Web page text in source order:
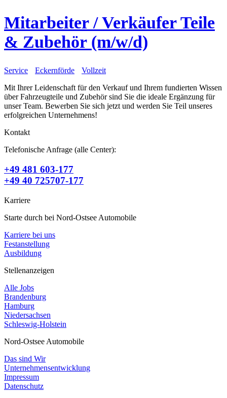
Mitarbeiter / Verkäufer Teile
& Zubehör (m/w/d)
Service Eckernförde
Vollzeit
Mit Ihrer Leidenschaft für den Verkauf und Ihrem fundierten Wissen
über Fahrzeugteile und Zubehör sind Sie die ideale Ergänzung für
unser Team. Bewerben Sie sich jetzt und werden Sie Teil unseres
erfolgreichen Unternehmens!
Kontakt
Telefonische Anfrage (alle Center):
+49 481 603-177
+49 40 725707-177
Karriere
Starte durch bei Nord-Ostsee Automobile
Karriere bei uns
Festanstellung
Ausbildung
Stellenanzeigen
Alle Jobs
Brandenburg
Hamburg
Niedersachsen
Schleswig-Holstein
Nord-Ostsee Automobile
Das sind Wir
Unternehmensentwicklung
Impressum
Datenschutz